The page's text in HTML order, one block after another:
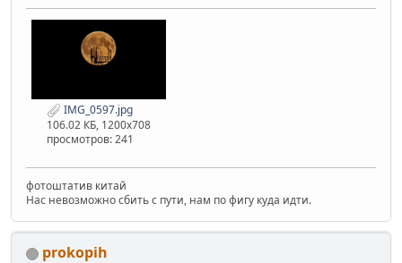
IMG_0597.jpg
106.02 КБ, 1200x708
просмотров: 241
фотоштатив китай
Нас невозможно сбить с пути, нам по фигу куда идти.
prokopih